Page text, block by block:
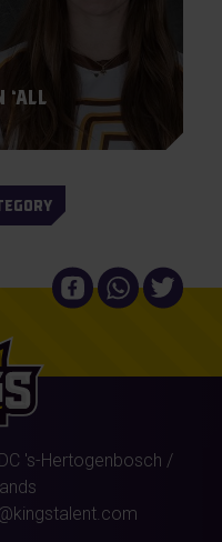
‘All
's-Hertogenbosch /